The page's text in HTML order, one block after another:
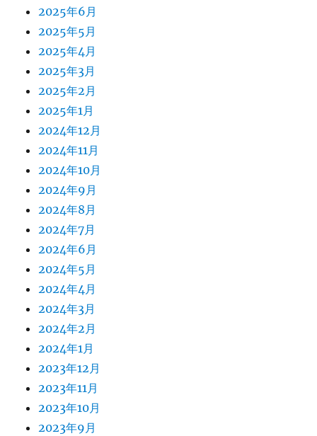
2025年6月
2025年5月
2025年4月
2025年3月
2025年2月
2025年1月
2024年12月
2024年11月
2024年10月
2024年9月
2024年8月
2024年7月
2024年6月
2024年5月
2024年4月
2024年3月
2024年2月
2024年1月
2023年12月
2023年11月
2023年10月
2023年9月